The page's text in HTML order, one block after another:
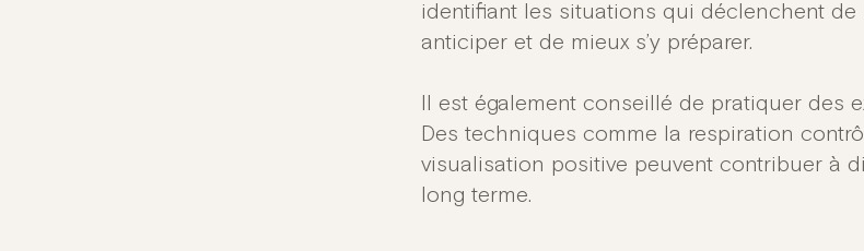
identifiant les situations qui déclenchent de
anticiper et de mieux s’y préparer.
Il est également conseillé de pratiquer des
Des techniques comme la respiration
visualisation positive peuvent contribuer à
long terme.